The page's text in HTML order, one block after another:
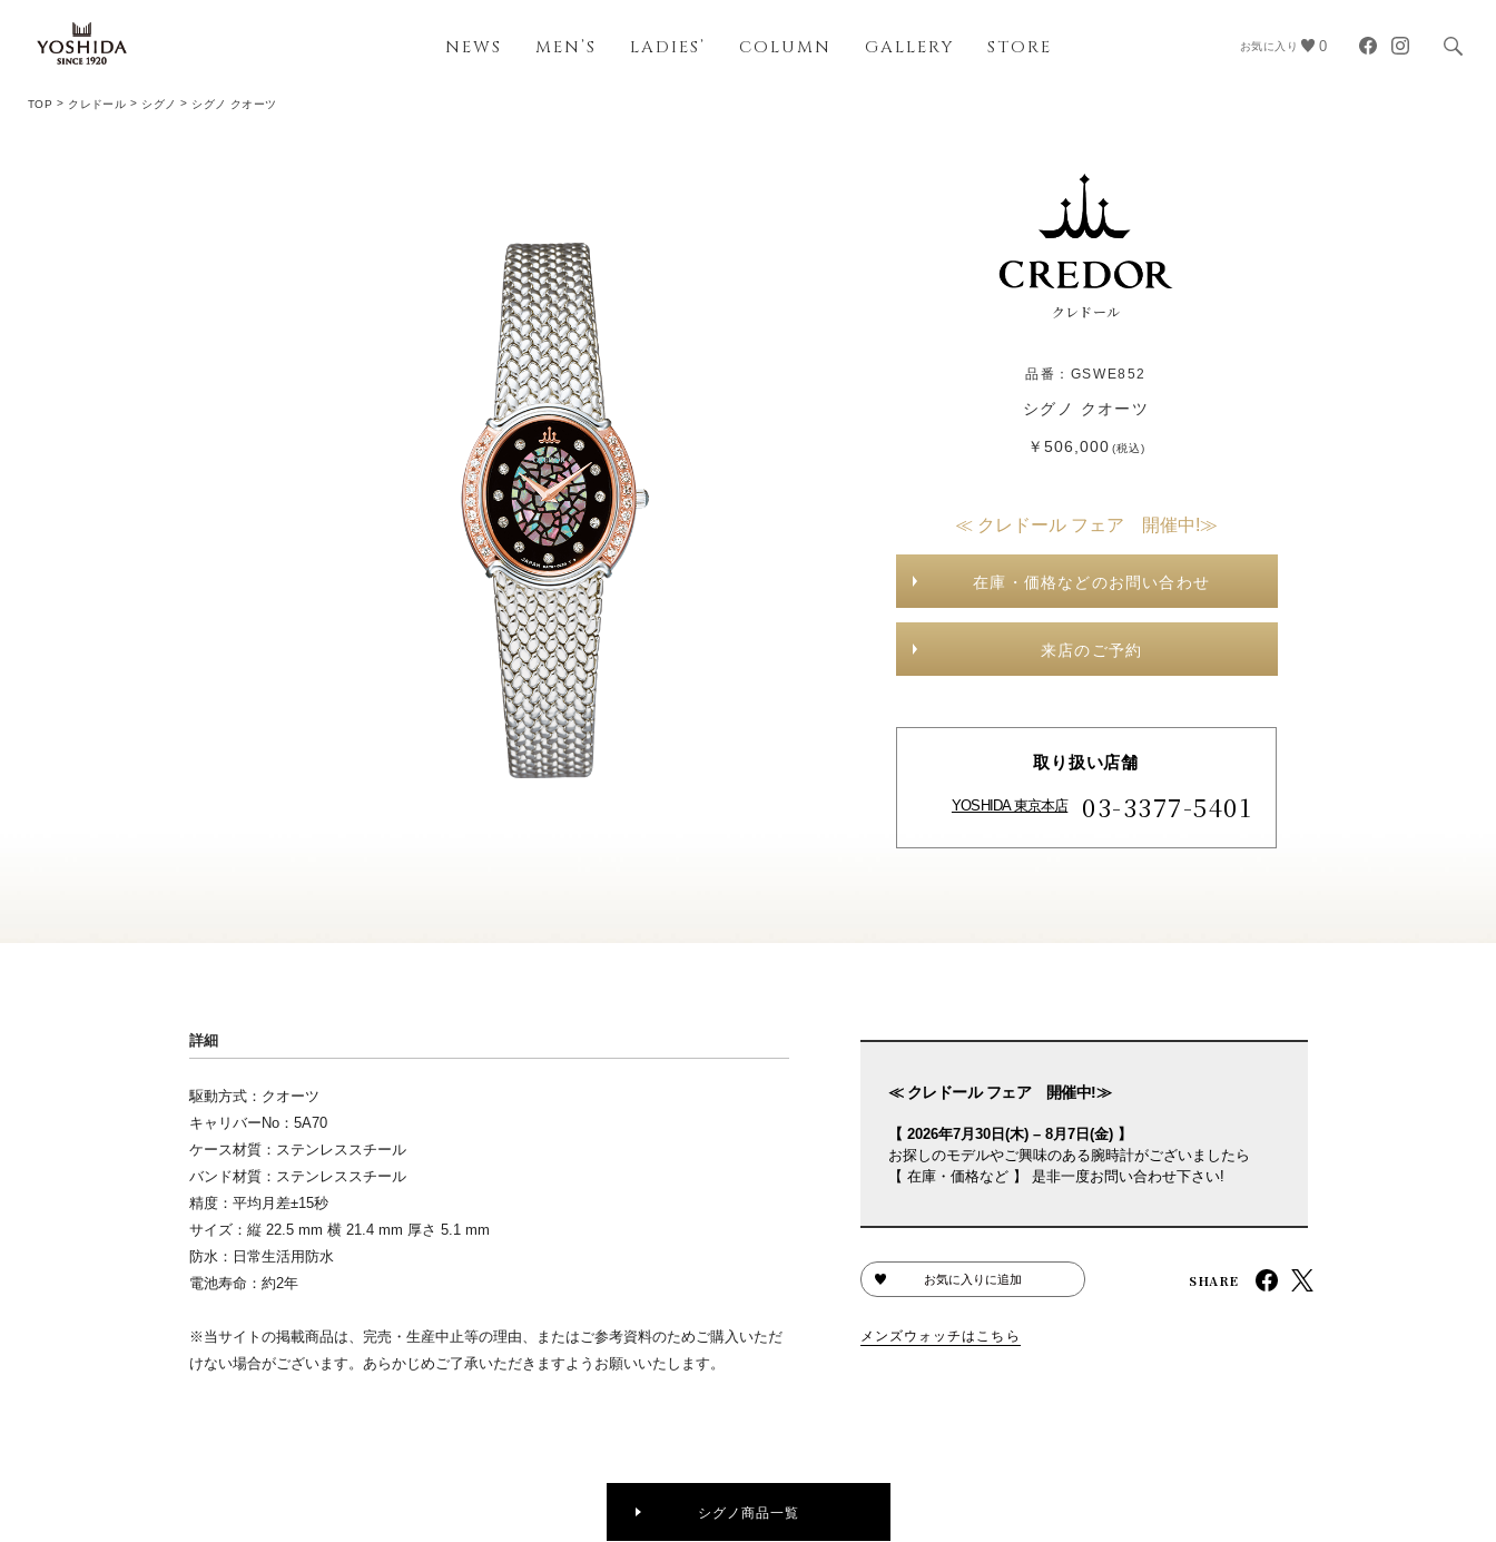
NEWS MEN’S LADIES’ COLUMN GALLERY STORE お気に入り 0
クレドール
品番：GSWE852
シグノ クオーツ
￥506,000(税込)
≪ クレドール フェア 開催中!≫
在庫・価格などのお問い合わせ
来店のご予約
取り扱い店舗
YOSHIDA 東京本店 03-3377-5401
TOP クレドール シグノ シグノ クオーツ
詳細
駆動方式：クオーツ
キャリバーNo：5A70
ケース材質：ステンレススチール
バンド材質：ステンレススチール
精度：平均月差±15秒
サイズ：縦 22.5 mm 横 21.4 mm 厚さ 5.1 mm
防水：日常生活用防水
電池寿命：約2年
※当サイトの掲載商品は、完売・生産中止等の理由、またはご参考資料のためご購入いただ
けない場合がございます。あらかじめご了承いただきますようお願いいたします。
≪ クレドール フェア 開催中!≫
【 2026年7月30日(木) – 8月7日(金) 】
お探しのモデルやご興味のある腕時計がございましたら
【 在庫・価格など 】 是非一度お問い合わせ下さい!
お気に入りに追加 SHARE
メンズウォッチはこちら
シグノ商品一覧